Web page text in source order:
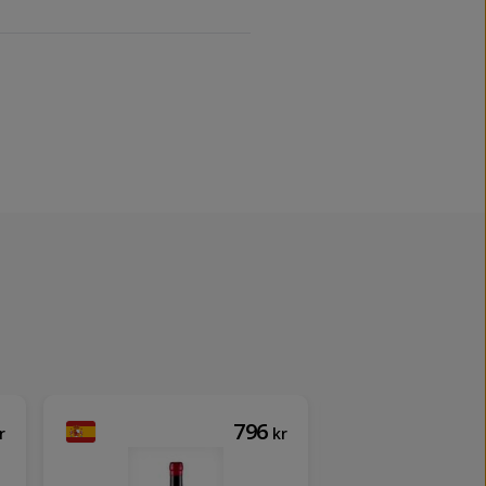
796 kr